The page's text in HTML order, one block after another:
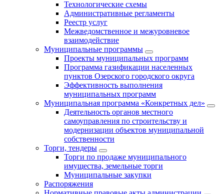
Технологические схемы
Административные регламенты
Реестр услуг
Межведомственное и межуровневое
взаимодействие
Муниципальные программы
Проекты муниципальных программ
Программа газификации населенных
пунктов Озерского городского округа
Эффективность выполнения
муниципальных программ
Муниципальная программа «Конкретных дел»
Деятельность органов местного
самоуправления по строительству и
модернизации объектов муниципальной
собственности
Торги, тендеры
Торги по продаже муниципального
имущества, земельные торги
Муниципальные закупки
Распоряжения